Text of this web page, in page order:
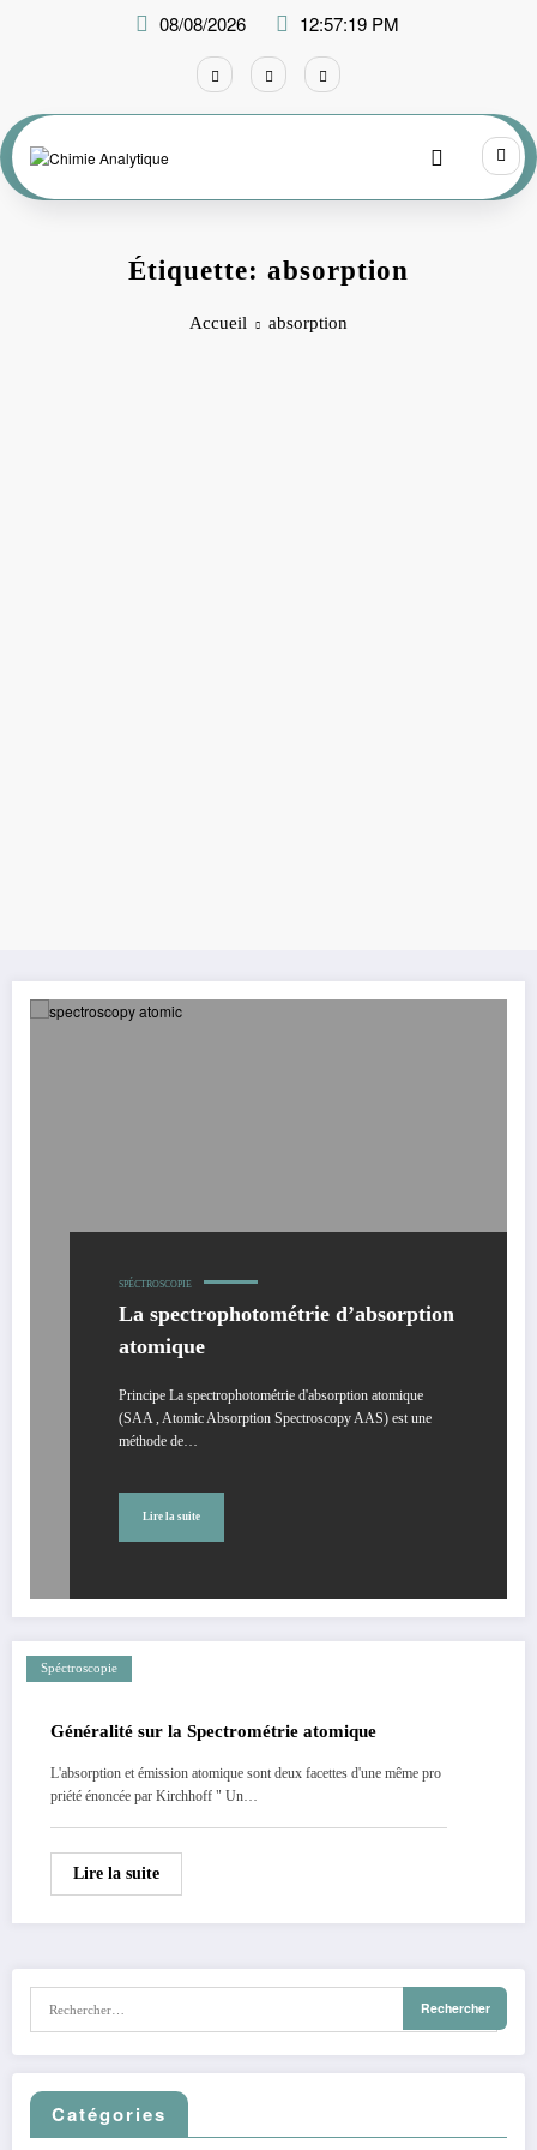
08/08/2026 12:57:19 PM
Étiquette: absorption
Accueil absorption
SPÉCTROSCOPIE
La spectrophotométrie d’absorption
atomique
Principe La spectrophotométrie d'absorption atomique
(SAA , Atomic Absorption Spectroscopy AAS) est une
méthode de…
Lire la suite
Spéctroscopie
Généralité sur la Spectrométrie atomique
L'absorption et émission atomique sont deux facettes d'une même pro
priété énoncée par Kirchhoff " Un…
Lire la suite
Catégories